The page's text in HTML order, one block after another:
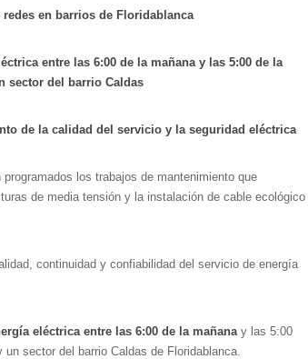
en barrios de Floridablanca
entre las 6:00 de la mañana y las 5:00 de la
sector del barrio Caldas
de la calidad del servicio y la seguridad eléctrica
programados los trabajos de mantenimiento que
de media tensión y la instalación de cable ecológico
continuidad y confiabilidad del servicio de energía
eléctrica entre las 6:00 de la mañanay las 5:00
sector del barrio Caldas de Floridablanca.